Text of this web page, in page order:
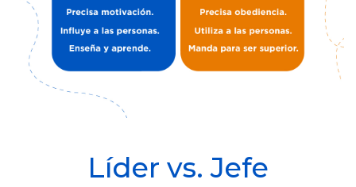
Líder vs. Jefe